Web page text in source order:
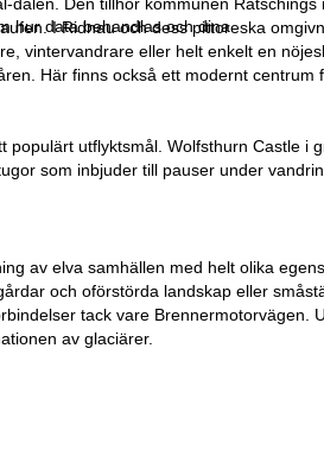
hur data behandlas och dina
I Ridnau och dess pittoreska
vintervandrare eller helt enkelt en
Här finns också ett modernt centrum
utflyktsmål. Wolfsthurn Castle i
som inbjuder till pauser under
av elva samhällen med helt olika
och oförstörda landskap eller
tack vare Brennermotorvägen.
av glaciärer.